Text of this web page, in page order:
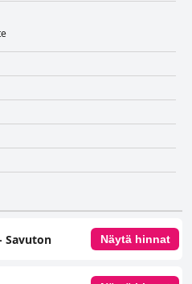
Savuton Näytä hinnat